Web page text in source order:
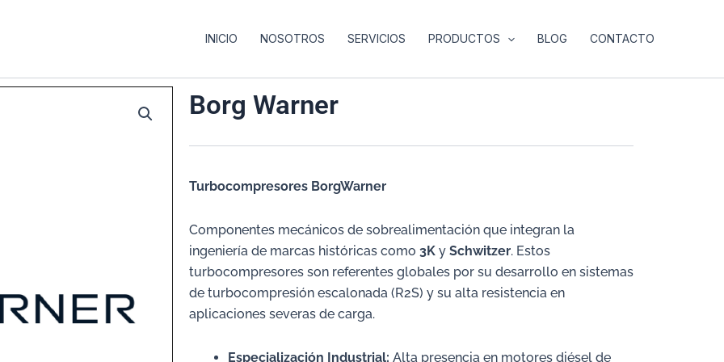
INICIO NOSOTROS SERVICIOS PRODUCTOS BLOG CONTACTO
Borg Warner
Turbocompresores BorgWarner
Componentes mecánicos de sobrealimentación que integran la
ingeniería de marcas históricas como 3K y Schwitzer. Estos
turbocompresores son referentes globales por su desarrollo en sistemas
de turbocompresión escalonada (R2S) y su alta resistencia en
aplicaciones severas de carga.
Especialización Industrial: Alta presencia en motores diésel de